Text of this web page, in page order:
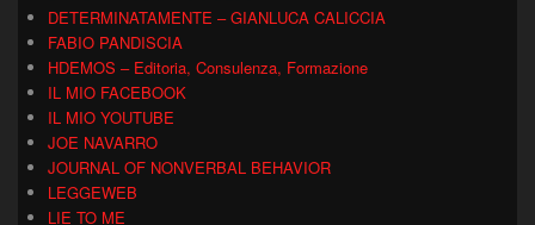
DETERMINATAMENTE – GIANLUCA CALICCIA
FABIO PANDISCIA
HDEMOS – Editoria, Consulenza, Formazione
IL MIO FACEBOOK
IL MIO YOUTUBE
JOE NAVARRO
JOURNAL OF NONVERBAL BEHAVIOR
LEGGEWEB
LIE TO ME